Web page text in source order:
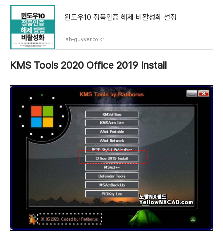
윈도우10 정품인증 해제 비활성화 설정
jab-guyver.co.kr
KMS Tools 2020 Office 2019 Install